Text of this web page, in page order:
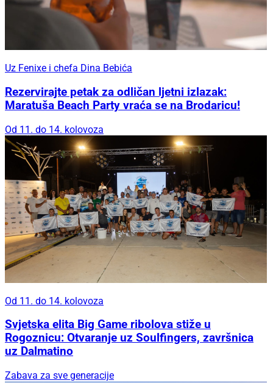
Uz Fenixe i chefa Dina Bebića
Rezervirajte petak za odličan ljetni izlazak:
Maratuša Beach Party vraća se na Brodaricu!
Od 11. do 14. kolovoza
Od 11. do 14. kolovoza
Svjetska elita Big Game ribolova stiže u
Rogoznicu: Otvaranje uz Soulfingers, završnica
uz Dalmatino
Zabava za sve generacije